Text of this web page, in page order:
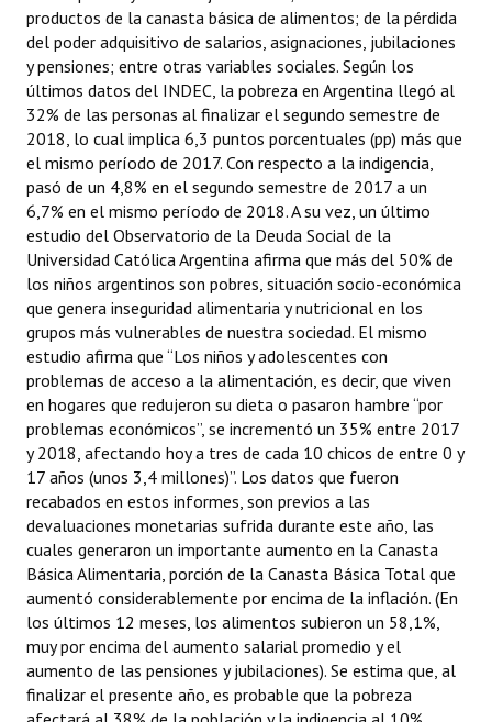
Audiencias Públicas - Registro
Mujeres que Dejaron Huellas - Registro
Periodistas Decanos - Registro
Ciudadano Ilustre - Registro
Banca del Vecino - Registro
Huéspedes de Honor - Registro
Antiguos Pobladores - Registro
Reconocimientos - Registro
Bariloche, Municipio intercultural
Entrega de distinciones
REFORMA DE LA CARTA ORGÁNICA
productos de la canasta básica de alimentos; de la pérdida
del poder adquisitivo de salarios, asignaciones, jubilaciones
y pensiones; entre otras variables sociales. Según los
últimos datos del INDEC, la pobreza en Argentina llegó al
32% de las personas al finalizar el segundo semestre de
2018, lo cual implica 6,3 puntos porcentuales (pp) más que
el mismo período de 2017. Con respecto a la indigencia,
pasó de un 4,8% en el segundo semestre de 2017 a un
6,7% en el mismo período de 2018. A su vez, un último
estudio del Observatorio de la Deuda Social de la
Universidad Católica Argentina afirma que más del 50% de
los niños argentinos son pobres, situación socio-económica
que genera inseguridad alimentaria y nutricional en los
grupos más vulnerables de nuestra sociedad. El mismo
estudio afirma que “Los niños y adolescentes con
problemas de acceso a la alimentación, es decir, que viven
en hogares que redujeron su dieta o pasaron hambre “por
problemas económicos”, se incrementó un 35% entre 2017
y 2018, afectando hoy a tres de cada 10 chicos de entre 0 y
17 años (unos 3,4 millones)”. Los datos que fueron
recabados en estos informes, son previos a las
devaluaciones monetarias sufrida durante este año, las
cuales generaron un importante aumento en la Canasta
Básica Alimentaria, porción de la Canasta Básica Total que
aumentó considerablemente por encima de la inflación. (En
los últimos 12 meses, los alimentos subieron un 58,1%,
muy por encima del aumento salarial promedio y el
aumento de las pensiones y jubilaciones). Se estima que, al
finalizar el presente año, es probable que la pobreza